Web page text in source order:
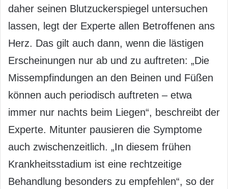
daher seinen Blutzuckerspiegel untersuchen
lassen, legt der Experte allen Betroffenen ans
Herz. Das gilt auch dann, wenn die lästigen
Erscheinungen nur ab und zu auftreten: „Die
Missempfindungen an den Beinen und Füßen
können auch periodisch auftreten – etwa
immer nur nachts beim Liegen“, beschreibt der
Experte. Mitunter pausieren die Symptome
auch zwischenzeitlich. „In diesem frühen
Krankheitsstadium ist eine rechtzeitige
Behandlung besonders zu empfehlen“, so der